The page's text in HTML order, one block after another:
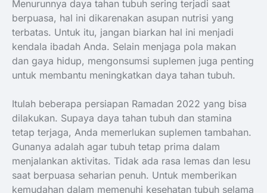
Menurunnya daya tahan tubuh sering terjadi saat
berpuasa, hal ini dikarenakan asupan nutrisi yang
terbatas. Untuk itu, jangan biarkan hal ini menjadi
kendala ibadah Anda. Selain menjaga pola makan
dan gaya hidup, mengonsumsi suplemen juga penting
untuk membantu meningkatkan daya tahan tubuh.
Itulah beberapa persiapan Ramadan 2022 yang bisa
dilakukan. Supaya daya tahan tubuh dan stamina
tetap terjaga, Anda memerlukan suplemen tambahan.
Gunanya adalah agar tubuh tetap prima dalam
menjalankan aktivitas. Tidak ada rasa lemas dan lesu
saat berpuasa seharian penuh. Untuk memberikan
kemudahan dalam memenuhi kesehatan tubuh selama